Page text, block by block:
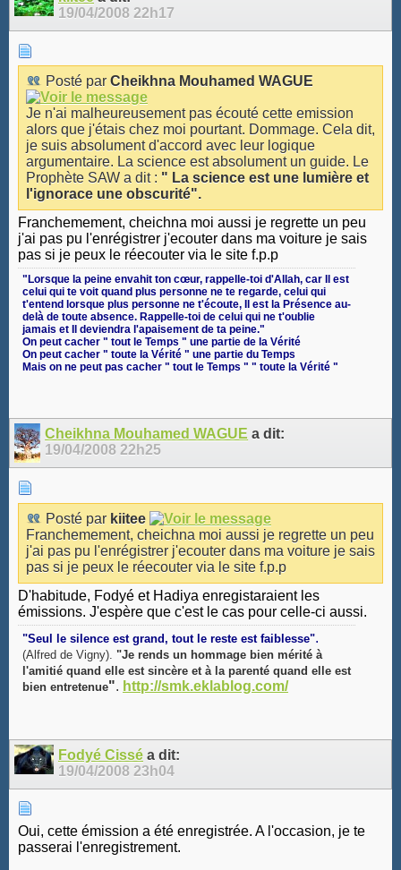
19/04/2008 22h17
Posté par Cheikhna Mouhamed WAGUE
Je n'ai malheureusement pas écouté cette emission
alors que j'étais chez moi pourtant. Dommage. Cela dit,
je suis absolument d'accord avec leur logique
argumentaire. La science est absolument un guide. Le
Prophète SAW a dit : " La science est une lumière et
l'ignorace une obscurité".
Franchemement, cheichna moi aussi je regrette un peu
j'ai pas pu l'enrégistrer j'ecouter dans ma voiture je sais
pas si je peux le réecouter via le site f.p.p
‎"Lorsque la peine envahit ton cœur, rappelle-toi d'Allah, car Il est
celui qui te voit quand plus personne ne te regarde, celui qui
t'entend lorsque plus personne ne t'écoute, Il est la Présence au-
delà de toute absence. Rappelle-toi de celui qui ne t'oublie
jamais et Il deviendra l'apaisement de ta peine."
On peut cacher " tout le Temps " une partie de la Vérité
On peut cacher " toute la Vérité " une partie du Temps
Mais on ne peut pas cacher " tout le Temps " " toute la Vérité "
Cheikhna Mouhamed WAGUE a dit:
19/04/200822h25
Posté par kiitee
Franchemement, cheichna moi aussi je regrette un peu
j'ai pas pu l'enrégistrer j'ecouter dans ma voiture je sais
pas si je peux le réecouter via le site f.p.p
D'habitude, Fodyé et Hadiya enregistaraient les
émissions. J'espère que c'est le cas pour celle-ci aussi.
"Seul le silence est grand, tout le reste est faiblesse".
(Alfred de Vigny). "Je rends un hommage bien mérité à
l'amitié quand elle est sincère et à la parenté quand elle est
bien entretenue". http://smk.eklablog.com/
Fodyé Cissé a dit:
19/04/2008 23h04
Oui, cette émission a été enregistrée. A l'occasion, je te
passerai l'enregistrement.